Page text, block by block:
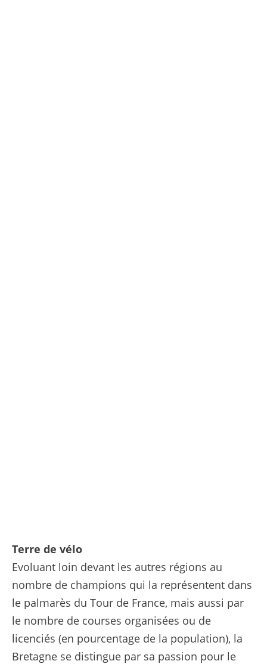
Terre de vélo
Evoluant loin devant les autres régions au
nombre de champions qui la représentent dans
le palmarès du Tour de France, mais aussi par
le nombre de courses organisées ou de
licenciés (en pourcentage de la population), la
Bretagne se distingue par sa passion pour le